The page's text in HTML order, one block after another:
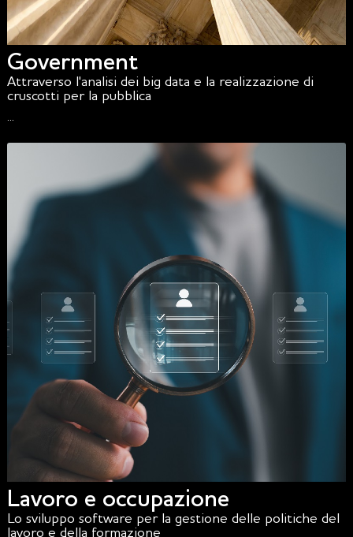
Government
Attraverso l'analisi dei big data e la realizzazione di
cruscotti per la pubblica
...
Lavoro e occupazione
Lo sviluppo software per la gestione delle politiche del
lavoro e della formazione